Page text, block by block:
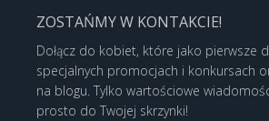
ZOSTAŃMY W KONTAKCIE!
Dołącz do kobiet, które jako pierwsze
specjalnych promocjach i konkursach
na blogu. Tylko wartościowe
prosto do Twojej skrzynki!